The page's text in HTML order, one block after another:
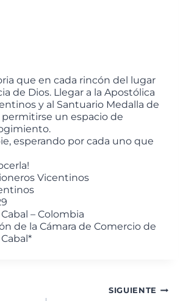
que en cada rincón del lugar
de Dios. Llegar a la Apostólica
y al Santuario Medalla de
permitirse un espacio de
esperando por cada uno que
Vicentinos
– Colombia
de la Cámara de Comercio de
SIGUIENTE